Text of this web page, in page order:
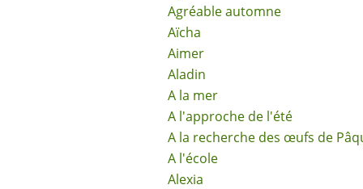
Agréable automne
Aïcha
Aimer
Aladin
A la mer
A l'approche de l'été
A la recherche des œufs de
A l'école
Alexia